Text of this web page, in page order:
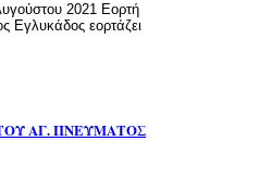
2021 Eορτή
Εγλυκάδος εορτάζει
ΑΓ. ΠΝΕΥΜΑΤΟΣ